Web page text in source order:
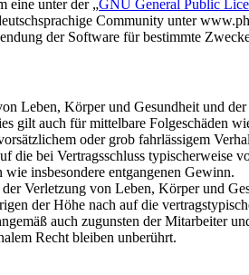
eine unter der „GNU General Public
Community unter
der Software für bestimmte
Leben, Körper und Gesundheit und
gilt auch für mittelbare Folgeschäden
oder grob fahrlässigem
bei Vertragsschluss typischerweise
insbesondere entgangenen Gewinn.
Verletzung von Leben, Körper und
der Höhe nach auf die
auch zugunsten der Mitarbeiter
Recht bleiben unberührt.